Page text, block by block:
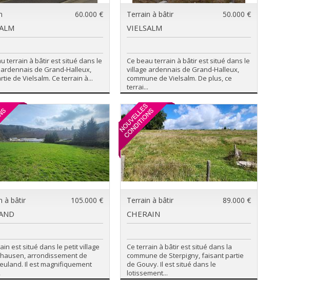
60.000 €
terrain à bâtir est situé dans le
de Grand-Halleux,
de Vielsalm. Ce terrain à...
Terrain à bâtir 50.000 €
VIELSALM
Ce beau terrain à bâtir est situé dans le
village ardennais de Grand-Halleux,
commune de Vielsalm. De plus, ce
terrai...
à bâtir 105.000 €
est situé dans le petit village
arrondissement de
Il est magnifiquement
Terrain à bâtir 89.000 €
CHERAIN
Ce terrain à bâtir est situé dans la
commune de Sterpigny, faisant partie
de Gouvy. Il est situé dans le
lotissement...